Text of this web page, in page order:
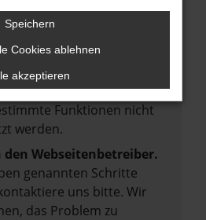
dein Browser und dein
auf dem neuesten Stand
birgt nicht nur ein
sondern kann auch dazu
Funktionen nicht
werden.
den Webseitenbetreiber.
genannten Schritte
uns bitte. Wir
das Problem zu
Speichern
Cookies ablehnen
akzeptieren